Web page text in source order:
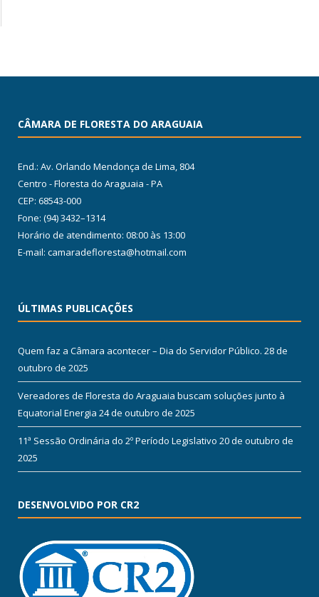
CÂMARA DE FLORESTA DO ARAGUAIA
End.: Av. Orlando Mendonça de Lima, 804
Centro - Floresta do Araguaia - PA
CEP: 68543-000
Fone: (94) 3432–1314
Horário de atendimento: 08:00 às 13:00
E-mail: camaradefloresta@hotmail.com
ÚLTIMAS PUBLICAÇÕES
Quem faz a Câmara acontecer – Dia do Servidor Público. 28 de
outubro de 2025
Vereadores de Floresta do Araguaia buscam soluções junto à
Equatorial Energia 24 de outubro de 2025
11ª Sessão Ordinária do 2º Período Legislativo 20 de outubro de
2025
DESENVOLVIDO POR CR2